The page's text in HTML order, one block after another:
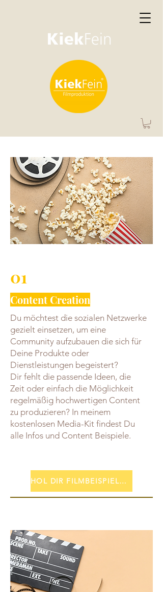
01
Content Creation
Du möchtest die sozialen Netzwerke
gezielt einsetzen, um eine
Community aufzubauen die sich für
Deine Produkte oder
Dienstleistungen begeistert?
Dir fehlt die passende Ideen, die
Zeit oder einfach die Möglichkeit
regelmäßig hochwertigen Content
zu produzieren? In meinem
kostenlosen Media-Kit findest Du
alle Infos und Content Beispiele.
HOL DIR FILMBEISPIELE, JETZT MEDIAKIT ANFORDERN!